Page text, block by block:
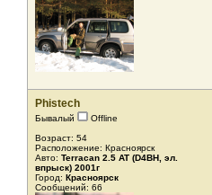
Phistech
Бывалый
Offline
Возраст: 54
Расположение: Красноярск
Авто: Terracan 2.5 AT (D4BH, эл.
впрыск) 2001г
Город: Красноярск
Сообщений: 66